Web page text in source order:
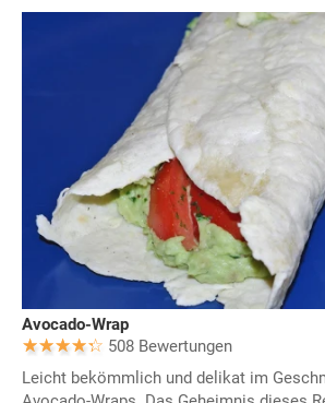
Avocado-Wrap
508 Bewertungen
Leicht bekömmlich und delikat im